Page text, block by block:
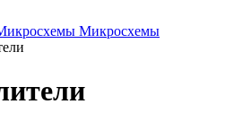
Микросхемы